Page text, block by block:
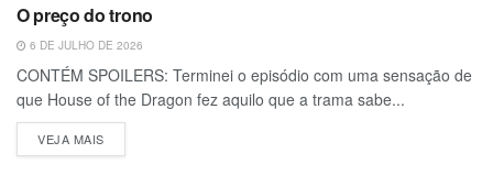
O preço do trono
6 DE JULHO DE 2026
CONTÉM SPOILERS: Terminei o episódio com uma sensação de
que House of the Dragon fez aquilo que a trama sabe...
VEJA MAIS